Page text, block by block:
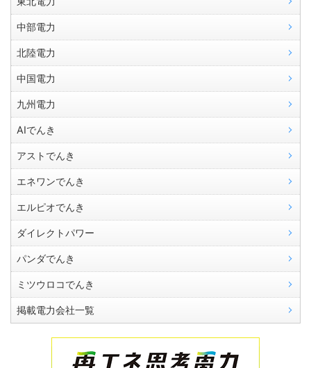
中部電力
北陸電力
中国電力
九州電力
AIでんき
アストでんき
エネワンでんき
エルピオでんき
ダイレクトパワー
パンダでんき
ミツウロコでんき
掲載電力会社一覧